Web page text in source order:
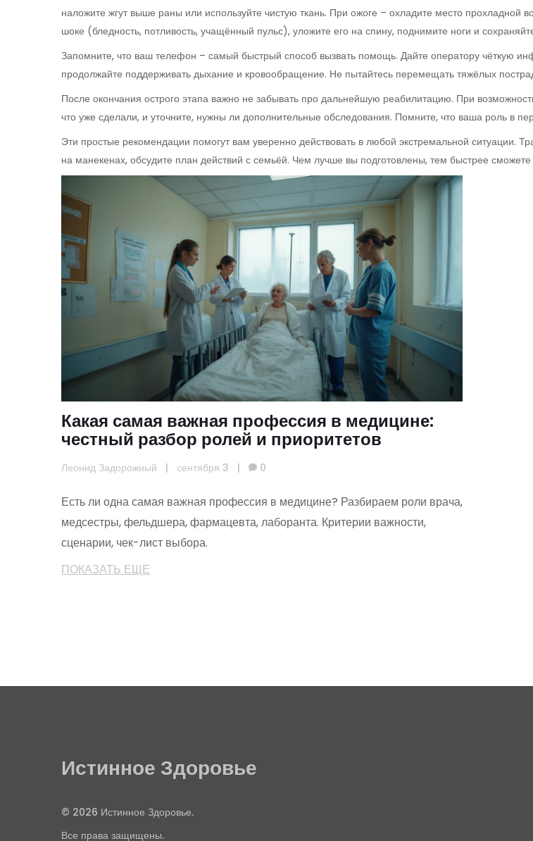
наложите жгут выше раны или используйте чистую ткань. При ожоге – охладите место прохладной
шоке (бледность, потливость, учащённый пульс), уложите его на спину, поднимите ноги и
Запомните, что ваш телефон – самый быстрый способ вызвать помощь. Дайте оператору чёткую
продолжайте поддерживать дыхание и кровообращение. Не пытайтесь перемещать тяжёлых
После окончания острого этапа важно не забывать про дальнейшую реабилитацию. При
что уже сделали, и уточните, нужны ли дополнительные обследования. Помните, что ваша роль в
Эти простые рекомендации помогут вам уверенно действовать в любой экстремальной ситуации.
на манекенах, обсудите план действий с семьёй. Чем лучше вы подготовлены, тем быстрее
Какая самая важная профессия в медицине:
честный разбор ролей и приоритетов
Леонид Задорожный | сентября 3 | 0
Есть ли одна самая важная профессия в медицине? Разбираем роли врача,
медсестры, фельдшера, фармацевта, лаборанта. Критерии важности,
сценарии, чек-лист выбора.
ПОКАЗАТЬ ЕЩЕ
Истинное Здоровье
© 2026 Истинное Здоровье.
Все права защищены.